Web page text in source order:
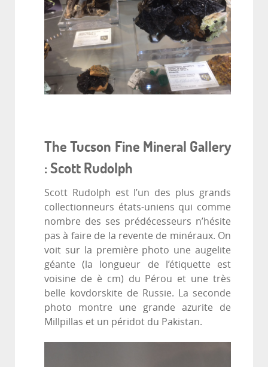
The Tucson Fine Mineral Gallery
: Scott Rudolph
Scott Rudolph est l’un des plus grands
collectionneurs états-uniens qui comme
nombre des ses prédécesseurs n’hésite
pas à faire de la revente de minéraux. On
voit sur la première photo une augelite
géante (la longueur de l’étiquette est
voisine de è cm) du Pérou et une très
belle kovdorskite de Russie. La seconde
photo montre une grande azurite de
Millpillas et un péridot du Pakistan.